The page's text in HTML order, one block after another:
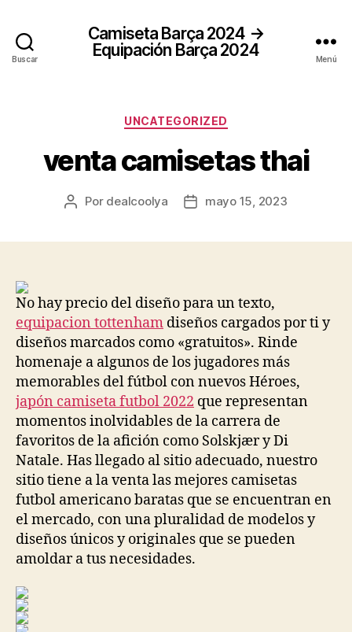
Buscar
Camiseta Barça 2024 →
Equipación Barça 2024
Menú
Categorías
UNCATEGORIZED
venta camisetas thai
Autor
Por dealcoolya
Fechamayo 15, 2023
No hay precio del diseño para un texto,
equipacion tottenham diseños cargados por ti y
diseños marcados como «gratuitos». Rinde
homenaje a algunos de los jugadores más
memorables del fútbol con nuevos Héroes,
japón camiseta futbol 2022 que representan
momentos inolvidables de la carrera de
favoritos de la afición como Solskjær y Di
Natale. Has llegado al sitio adecuado, nuestro
sitio tiene a la venta las mejores camisetas
futbol americano baratas que se encuentran en
el mercado, con una pluralidad de modelos y
diseños únicos y originales que se pueden
amoldar a tus necesidades.